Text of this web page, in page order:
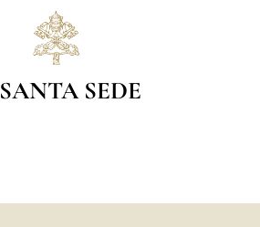
SANTA SEDE